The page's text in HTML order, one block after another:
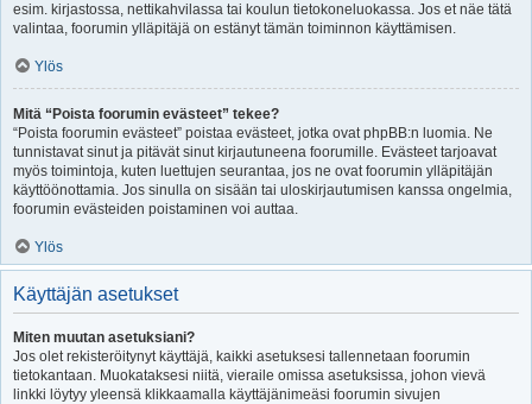
esim. kirjastossa, nettikahvilassa tai koulun tietokoneluokassa. Jos et näe tätä
valintaa, foorumin ylläpitäjä on estänyt tämän toiminnon käyttämisen.
Ylös
Mitä “Poista foorumin evästeet” tekee?
“Poista foorumin evästeet” poistaa evästeet, jotka ovat phpBB:n luomia. Ne
tunnistavat sinut ja pitävät sinut kirjautuneena foorumille. Evästeet tarjoavat
myös toimintoja, kuten luettujen seurantaa, jos ne ovat foorumin ylläpitäjän
käyttöönottamia. Jos sinulla on sisään tai uloskirjautumisen kanssa ongelmia,
foorumin evästeiden poistaminen voi auttaa.
Ylös
Käyttäjän asetukset
Miten muutan asetuksiani?
Jos olet rekisteröitynyt käyttäjä, kaikki asetuksesi tallennetaan foorumin
tietokantaan. Muokataksesi niitä, vieraile omissa asetuksissa, johon vievä
linkki löytyy yleensä klikkaamalla käyttäjänimeäsi foorumin sivujen